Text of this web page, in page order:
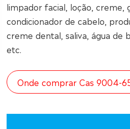
limpador facial, loção, creme,
condicionador de cabelo,
creme dental, saliva, água de
etc.
Onde comprar Cas 9004-